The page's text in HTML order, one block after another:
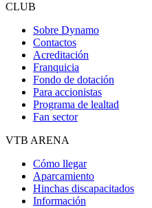
CLUB
Sobre Dynamo
Contactos
Acreditación
Franquicia
Fondo de dotación
Para accionistas
Programa de lealtad
Fan sector
VTB ARENA
Cómo llegar
Aparcamiento
Hinchas discapacitados
Información